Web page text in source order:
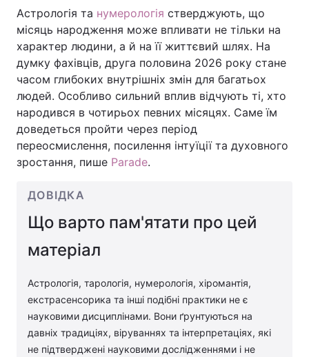
Україна Політика
Економіка Світ
Техно і зв'язок Лайт
Зброя Інциденти
Відео з Youtube Статті
Інтерв'ю
Астрологія та нумерологія стверджують, що
місяць народження може впливати не тільки на
характер людини, а й на її життєвий шлях. На
думку фахівців, друга половина 2026 року стане
часом глибоких внутрішніх змін для багатьох
людей. Особливо сильний вплив відчують ті, хто
народився в чотирьох певних місяцях. Саме їм
доведеться пройти через період
переосмислення, посилення інтуїції та духовного
зростання, пише Parade.
ДОВІДКА
Що варто пам'ятати про цей
матеріал
Астрологія, тарологія, нумерологія, хіромантія,
екстрасенсорика та інші подібні практики не є
науковими дисциплінами. Вони ґрунтуються на
давніх традиціях, віруваннях та інтерпретаціях, які
не підтверджені науковими дослідженнями і не